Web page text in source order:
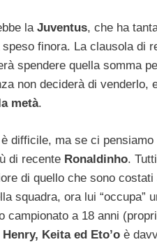
la Juventus, che ha
finora. La clausola di
spendere quella somma
non deciderà di
metà.
difficile, ma se ci
di recente Ronaldinho.
di quello che sono
squadra, ora lui “occupa”
campionato a 18 anni
Henry, Keita ed Eto’o è